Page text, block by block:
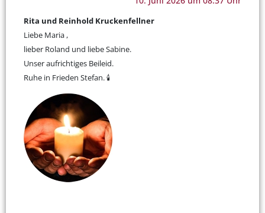
Rita und Reinhold Kruckenfellner
Liebe Maria ,
lieber Roland und liebe Sabine.
Unser aufrichtiges Beileid.
Ruhe in Frieden Stefan. 🕯